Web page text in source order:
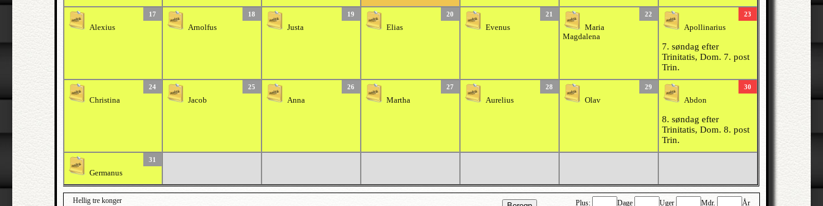
17
Alexius
18
Arnolfus
19
Justa
20
Elias
21
Evenus
22
Maria
Magdalena
23
Apollinarius
7. søndag efter
Trinitatis, Dom. 7. post
Trin.
24
Christina
25
Jacob
26
Anna
27
Martha
28
Aurelius
29
Olav
30
Abdon
8. søndag efter
Trinitatis, Dom. 8. post
Trin.
31
Germanus
Plus: Dage Uger Mdr. År
Hellig tre konger